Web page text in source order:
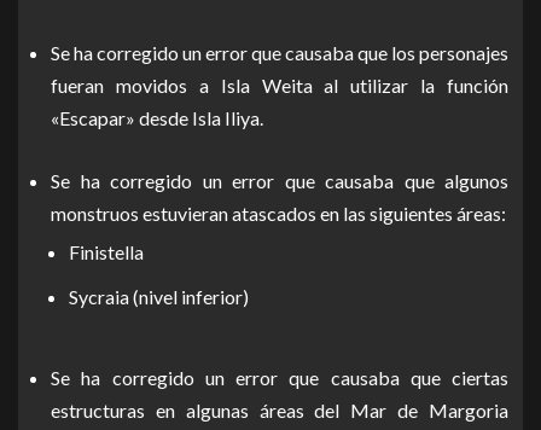
Se ha corregido un error que causaba que los personajes
fueran movidos a Isla Weita al utilizar la función
«Escapar» desde Isla Iliya.
Se ha corregido un error que causaba que algunos
monstruos estuvieran atascados en las siguientes áreas:
Finistella
Sycraia (nivel inferior)
Se ha corregido un error que causaba que ciertas
estructuras en algunas áreas del Mar de Margoria